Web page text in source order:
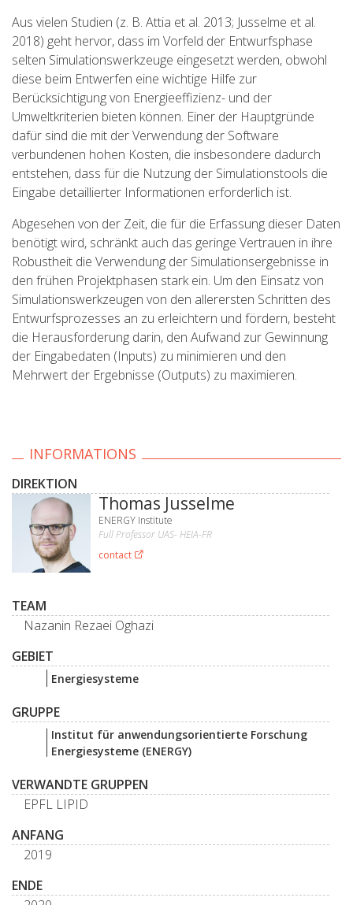
Aus vielen Studien (z. B. Attia et al. 2013; Jusselme et al.
2018) geht hervor, dass im Vorfeld der Entwurfsphase
selten Simulationswerkzeuge eingesetzt werden, obwohl
diese beim Entwerfen eine wichtige Hilfe zur
Berücksichtigung von Energieeffizienz- und der
Umweltkriterien bieten können. Einer der Hauptgründe
dafür sind die mit der Verwendung der Software
verbundenen hohen Kosten, die insbesondere dadurch
entstehen, dass für die Nutzung der Simulationstools die
Eingabe detaillierter Informationen erforderlich ist.
Abgesehen von der Zeit, die für die Erfassung dieser Daten
benötigt wird, schränkt auch das geringe Vertrauen in ihre
Robustheit die Verwendung der Simulationsergebnisse in
den frühen Projektphasen stark ein. Um den Einsatz von
Simulationswerkzeugen von den allerersten Schritten des
Entwurfsprozesses an zu erleichtern und fördern, besteht
die Herausforderung darin, den Aufwand zur Gewinnung
der Eingabedaten (Inputs) zu minimieren und den
Mehrwert der Ergebnisse (Outputs) zu maximieren.
INFORMATIONS
DIREKTION
Thomas Jusselme
ENERGY Institute
Full Professor UAS- HEIA-FR
contact
TEAM
Nazanin Rezaei Oghazi
GEBIET
Energiesysteme
GRUPPE
Institut für anwendungsorientierte Forschung
Energiesysteme (ENERGY)
VERWANDTE GRUPPEN
EPFL LIPID
ANFANG
2019
ENDE